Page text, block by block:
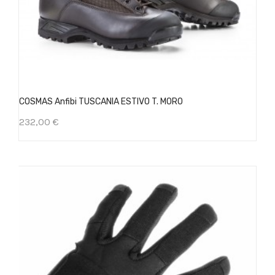
COSMAS Anfibi TUSCANIA ESTIVO T. MORO
232,00 €